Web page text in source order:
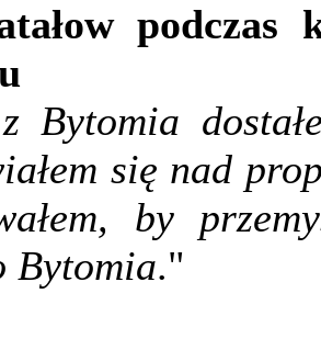
podczas
Bytomia
się nad
by
Bytomia."